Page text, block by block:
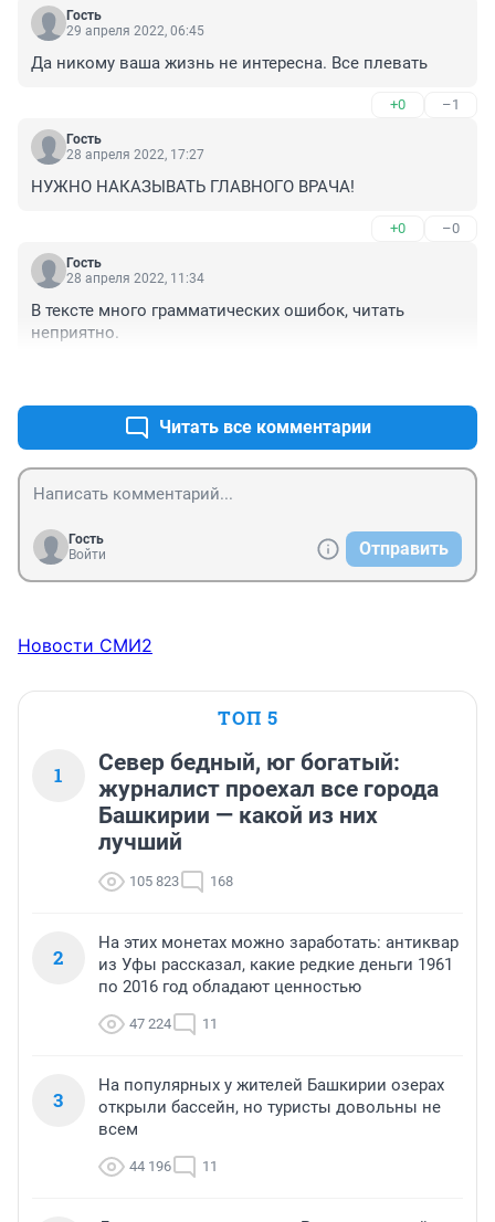
Гость
29 апреля 2022, 06:45
Да никому ваша жизнь не интересна. Все плевать
+0 –1
Гость
28 апреля 2022, 17:27
НУЖНО НАКАЗЫВАТЬ ГЛАВНОГО ВРАЧА!
+0 –0
Гость
28 апреля 2022, 11:34
В тексте много грамматических ошибок, читать
неприятно.
Читать все комментарии
Гость
Войти
Отправить
Новости СМИ2
ТОП 5
1
Север бедный, юг богатый:
журналист проехал все города
Башкирии — какой из них
лучший
105 823 168
2
На этих монетах можно заработать: антиквар
из Уфы рассказал, какие редкие деньги 1961
по 2016 год обладают ценностью
47 224 11
3
На популярных у жителей Башкирии озерах
открыли бассейн, но туристы довольны не
всем
44 196 11